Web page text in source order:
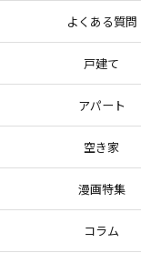
よくある質問
戸建て
アパート
空き家
漫画特集
コラム